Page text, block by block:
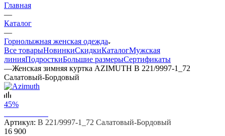
Главная
—
Каталог
—
Горнолыжная женская одежда
Все товарыНовинкиСкидкиКаталогМужская
линияПодросткиБольшие размерыСертификаты
—Женская зимняя куртка AZIMUTH В 221/9997-1_72
Салатовый-Бордовый
45%
Артикул: В 221/9997-1_72 Салатовый-Бордовый
16 900